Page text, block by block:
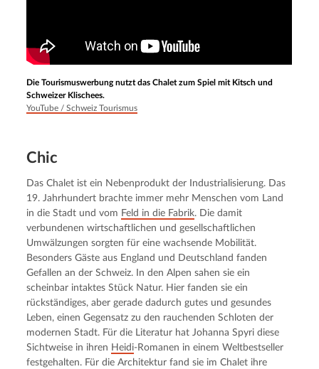
Die Tourismuswerbung nutzt das Chalet zum Spiel mit Kitsch und
Schweizer Klischees.
YouTube / Schweiz Tourismus
Chic
Das Chalet ist ein Nebenprodukt der Industrialisierung. Das
19. Jahrhundert brachte immer mehr Menschen vom Land
in die Stadt und vom Feld in die Fabrik. Die damit
verbundenen wirtschaftlichen und gesellschaftlichen
Umwälzungen sorgten für eine wachsende Mobilität.
Besonders Gäste aus England und Deutschland fanden
Gefallen an der Schweiz. In den Alpen sahen sie ein
scheinbar intaktes Stück Natur. Hier fanden sie ein
rückständiges, aber gerade dadurch gutes und gesundes
Leben, einen Gegensatz zu den rauchenden Schloten der
modernen Stadt. Für die Literatur hat Johanna Spyri diese
Sichtweise in ihren Heidi-Romanen in einem Weltbestseller
festgehalten. Für die Architektur fand sie im Chalet ihre